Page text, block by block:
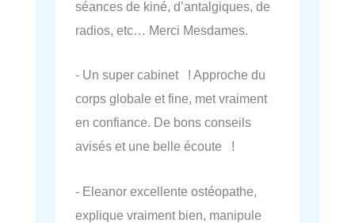
séances de kiné, d’antalgiques, de
radios, etc… Merci Mesdames.
- Un super cabinet ! Approche du
corps globale et fine, met vraiment
en confiance. De bons conseils
avisés et une belle écoute !
- Eleanor excellente ostéopathe,
explique vraiment bien, manipule